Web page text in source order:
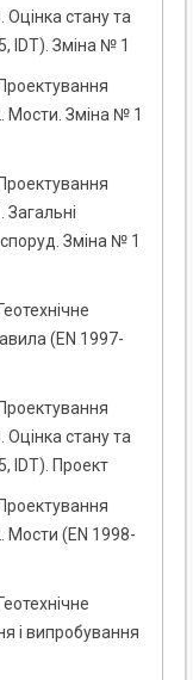
Оцінка стану та
IDT). Зміна № 1
Мости. Зміна № 1
Загальні
Зміна № 1
(EN 1997-
Оцінка стану та
IDT). Проект
Мости (EN 1998-
і випробування